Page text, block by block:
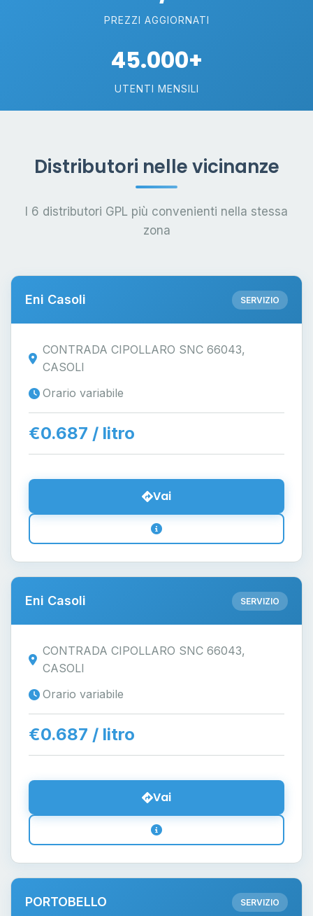
PREZZI AGGIORNATI
45.000+
UTENTI MENSILI
Distributori nelle vicinanze
I 6 distributori GPL più convenienti nella stessa
zona
Eni Casoli SERVIZIO
CONTRADA CIPOLLARO SNC 66043,
CASOLI
Orario variabile
€0.687 / litro
Vai
Eni Casoli SERVIZIO
CONTRADA CIPOLLARO SNC 66043,
CASOLI
Orario variabile
€0.687 / litro
Vai
PORTOBELLO SERVIZIO